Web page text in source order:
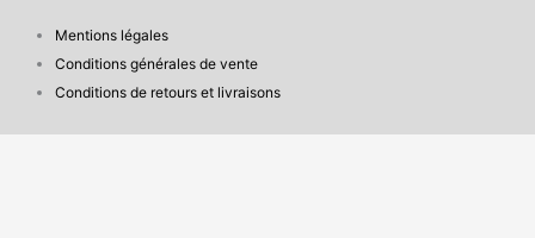
Mentions légales
Conditions générales de vente
Conditions de retours et livraisons